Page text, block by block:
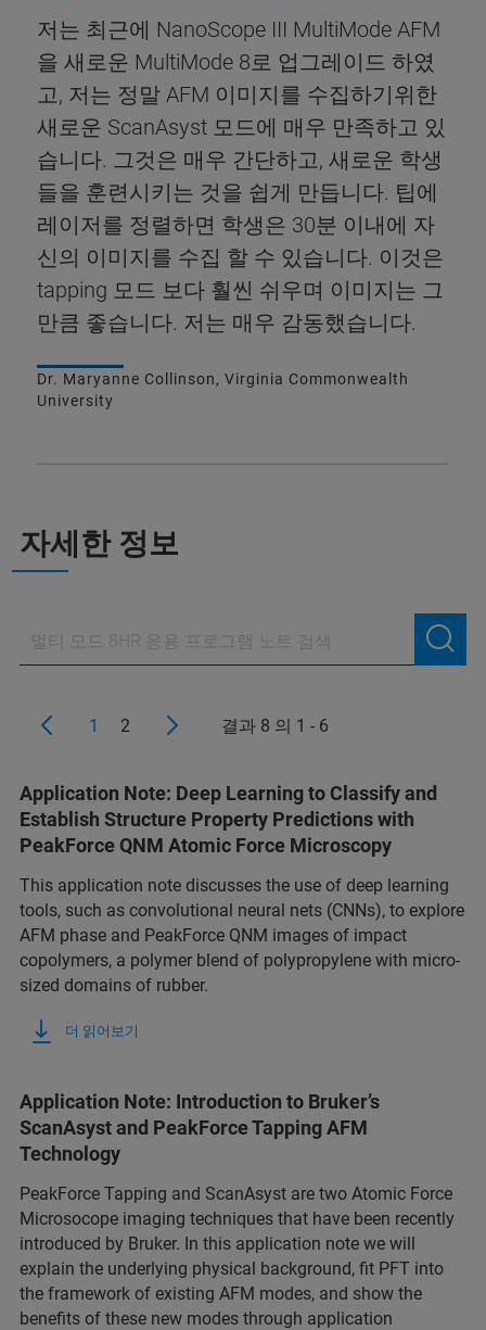
저는 최근에 NanoScope III MultiMode AFM
을 새로운 MultiMode 8로 업그레이드 하였
고, 저는 정말 AFM 이미지를 수집하기위한
새로운 ScanAsyst 모드에 매우 만족하고 있
습니다. 그것은 매우 간단하고, 새로운 학생
들을 훈련시키는 것을 쉽게 만듭니다. 팁에
레이저를 정렬하면 학생은 30분 이내에 자
신의 이미지를 수집 할 수 있습니다. 이것은
tapping 모드 보다 훨씬 쉬우며 이미지는 그
만큼 좋습니다. 저는 매우 감동했습니다.
Dr. Maryanne Collinson, Virginia Commonwealth
University
자세한 정보
1 2 결과 8 의 1 - 6
Application Note: Deep Learning to Classify and
Establish Structure Property Predictions with
PeakForce QNM Atomic Force Microscopy
This application note discusses the use of deep learning
tools, such as convolutional neural nets (CNNs), to explore
AFM phase and PeakForce QNM images of impact
copolymers, a polymer blend of polypropylene with micro-
sized domains of rubber.
더 읽어보기
Application Note: Introduction to Bruker’s
ScanAsyst and PeakForce Tapping AFM
Technology
PeakForce Tapping and ScanAsyst are two Atomic Force
Microsocope imaging techniques that have been recently
introduced by Bruker. In this application note we will
explain the underlying physical background, fit PFT into
the framework of existing AFM modes, and show the
benefits of these new modes through application